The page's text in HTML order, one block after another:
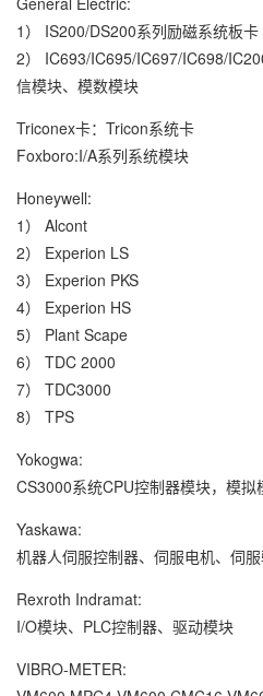
1） IS200/DS200系列励磁系统板卡
2） IC693/IC695/IC697/IC698/
信模块、模数模块
Triconex卡：Tricon系统卡
Foxboro:I/A系列系统模块
Honeywell:
1） Alcont
2） Experion LS
3） Experion PKS
4） Experion HS
5） Plant Scape
6） TDC 2000
7） TDC3000
8） TPS
Yokogwa:
CS3000系统CPU控制器模块，模拟
Yaskawa:
机器人伺服控制器、伺服电机、伺服
Rexroth Indramat:
I/O模块、PLC控制器、驱动模块
VIBRO-METER: